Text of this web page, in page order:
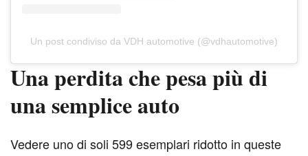
Un post condiviso da VDH automotive (@vdhautomotive)
Una perdita che pesa più di
una semplice auto
Vedere uno di soli 599 esemplari ridotto in queste